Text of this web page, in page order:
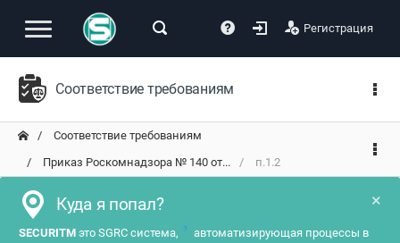
Регистрация
Соответствие требованиям
Соответствие требованиям
Приказ Роскомнадзора № 140 от...
п.1.2
×
Куда я попал?
SECURITM это SGRC система, ?
автоматизирующая процессы в